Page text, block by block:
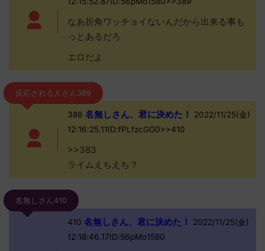
なあ折角ワッチョイないんだから出来る事も
っとあるだろ
エロだよ
反応される人さん389
389 名無しさん、君に決めた！
2022/11/25(金)
12:16:25.11ID:fPLfzcGG0>>410
>>383
ライムえちえち？
名無しさん410
410 名無しさん、君に決めた！
2022/11/25(金)
12:18:46.17ID:56pMo1580